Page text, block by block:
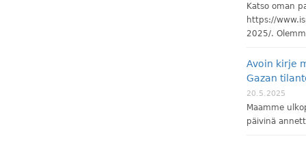
Katso oman
https://
2025/.
Avoin kirje
Gazan
20.5.2025
Maamme
päivinä